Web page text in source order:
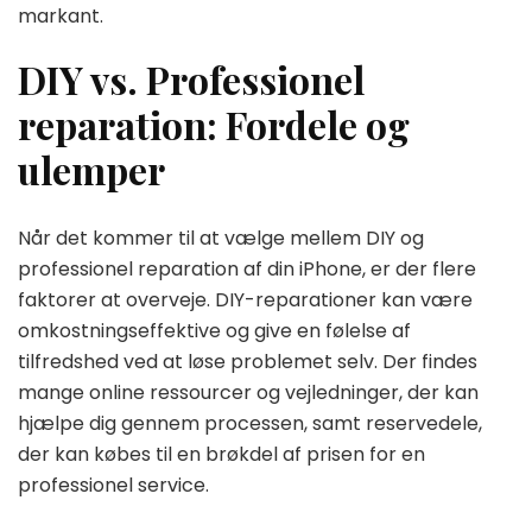
markant.
DIY vs. Professionel
reparation: Fordele og
ulemper
Når det kommer til at vælge mellem DIY og
professionel reparation af din iPhone, er der flere
faktorer at overveje. DIY-reparationer kan være
omkostningseffektive og give en følelse af
tilfredshed ved at løse problemet selv. Der findes
mange online ressourcer og vejledninger, der kan
hjælpe dig gennem processen, samt reservedele,
der kan købes til en brøkdel af prisen for en
professionel service.